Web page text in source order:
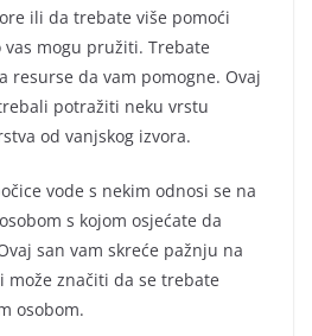
ili da trebate više pomoći
mogu pružiti. Trebate
resurse da vam pomogne. Ovaj
potražiti neku vrstu
od vanjskog izvora.
vode s nekim odnosi se na
s kojom osjećate da
san vam skreće pažnju na
može značiti da se trebate
osobom.